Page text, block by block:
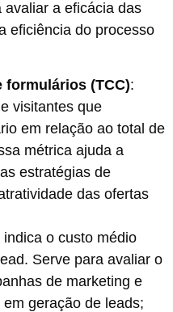
a eficácia das
eficiência do processo
formulários (TCC):
visitantes que
em relação ao total de
métrica ajuda a
estratégias de
das ofertas
indica o custo médio
Serve para avaliar o
de marketing e
geração de leads;